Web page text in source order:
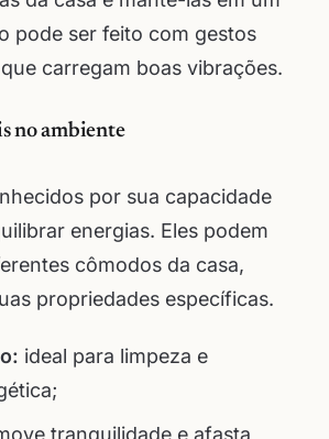
pode ser feito com gestos
carregam boas vibrações.
no ambiente
por sua capacidade
energias. Eles podem
cômodos da casa,
propriedades específicas.
ideal para limpeza e
tranquilidade e afasta